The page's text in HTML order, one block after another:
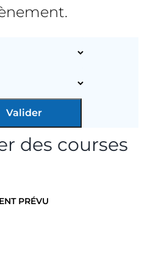
des courses
PRÉVU